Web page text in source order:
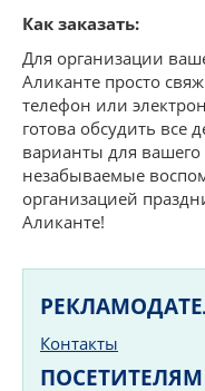
Как заказать:
Для организации
Аликанте просто
телефон или
готова обсудить все
варианты для
незабываемые
организацией
Аликанте!
Контакты
ПОСЕТИТЕЛЯМ